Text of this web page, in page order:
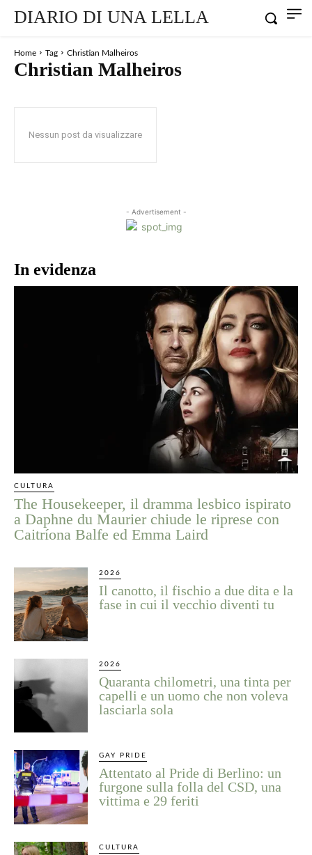
DIARIO DI UNA LELLA
Home Tag Christian Malheiros
Christian Malheiros
Nessun post da visualizzare
- Advertisement -
In evidenza
CULTURA
The Housekeeper, il dramma lesbico ispirato
a Daphne du Maurier chiude le riprese con
Caitríona Balfe ed Emma Laird
2026
Il canotto, il fischio a due dita e la
fase in cui il vecchio diventi tu
2026
Quaranta chilometri, una tinta per
capelli e un uomo che non voleva
lasciarla sola
GAY PRIDE
Attentato al Pride di Berlino: un
furgone sulla folla del CSD, una
vittima e 29 feriti
CULTURA